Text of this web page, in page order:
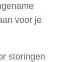
voor je
storingen